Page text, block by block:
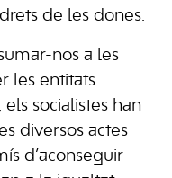
de les dones.
nos a les
les entitats
socialistes han
diversos actes
d’aconseguir